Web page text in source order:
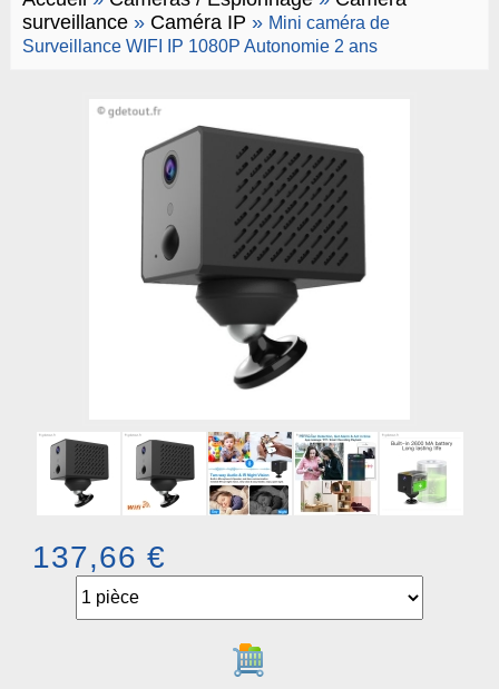
surveillance» Caméra IP » Mini caméra de
Surveillance WIFI IP 1080P Autonomie 2 ans
137,66 €
Ajouter au panier